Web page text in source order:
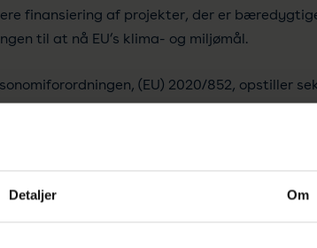
Detaljer Om
finansiering af projekter, der er
til at nå EU’s klima- og miljømål.
(EU) 2020/852, opstiller
fire
betingelser og en række tekniske
aktiviteter kan betegnes som
formularen og få adgang til